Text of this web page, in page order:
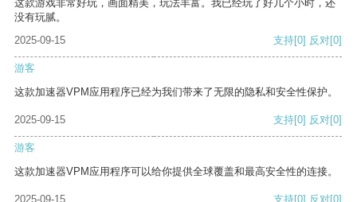
这款游戏非常好玩，画面精美，玩法丰富。我已经玩了好几个小时，还
没有玩腻。
2025-09-15
支持[0] 反对[0]
游客
这款加速器VPM应用程序已经为我们带来了无限的隐私和安全性保护。
2025-09-15 支持[0] 反对[0]
游客
这款加速器VPM应用程序可以给你提供全球覆盖和最高安全性的连接。
2025-09-15 支持[0] 反对[0]